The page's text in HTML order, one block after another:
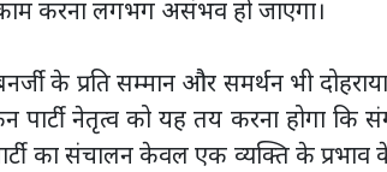
करना लगभग असंभव हो जाएगा।
के प्रति सम्मान और समर्थन भी
पार्टी नेतृत्व को यह तय करना होगा
का संचालन केवल एक व्यक्ति के